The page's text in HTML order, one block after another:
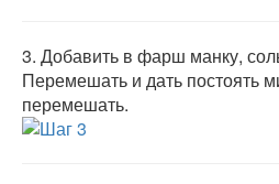
3. Добавить в фарш манку,
Перемешать и дать постоять
перемешать.